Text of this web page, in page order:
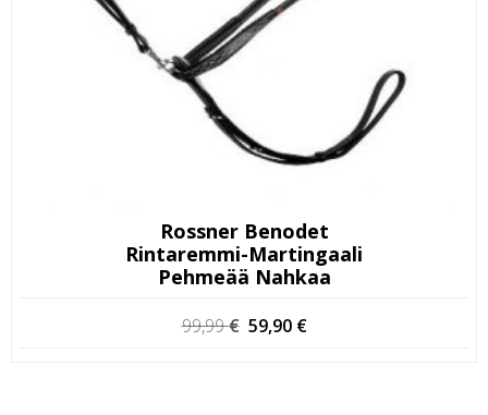
Rossner Benodet
Rintaremmi-Martingaali
Pehmeää Nahkaa
99,99€ Alkuperäinen
59,90 €